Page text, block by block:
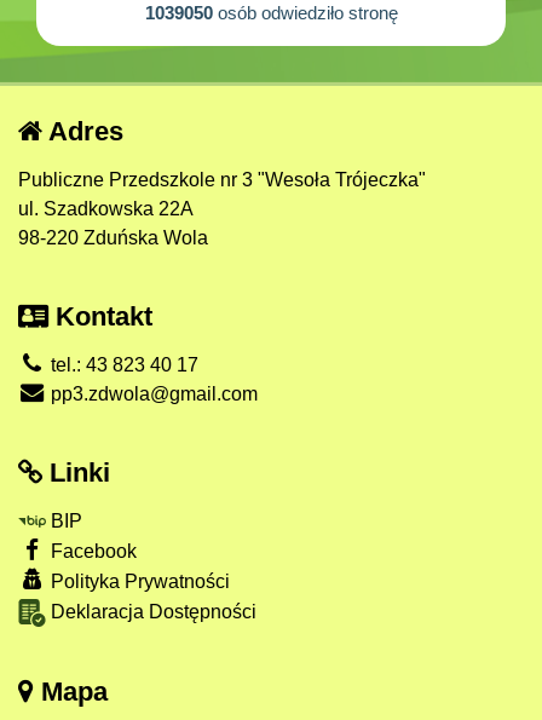
1039050osób odwiedziło stronę
Adres
Publiczne Przedszkole nr 3 "Wesoła Trójeczka"
ul. Szadkowska 22A
98-220 Zduńska Wola
Kontakt
tel.: 43 823 40 17
pp3.zdwola@gmail.com
Linki
BIP
Facebook
Polityka Prywatności
Deklaracja Dostępności
Mapa